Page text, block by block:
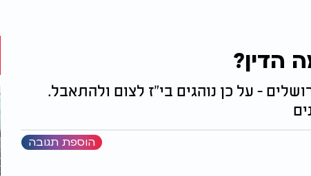
הדין?
- על כן נוהגים בי"ז לצום ולהתאבל.
הוספת תגובה